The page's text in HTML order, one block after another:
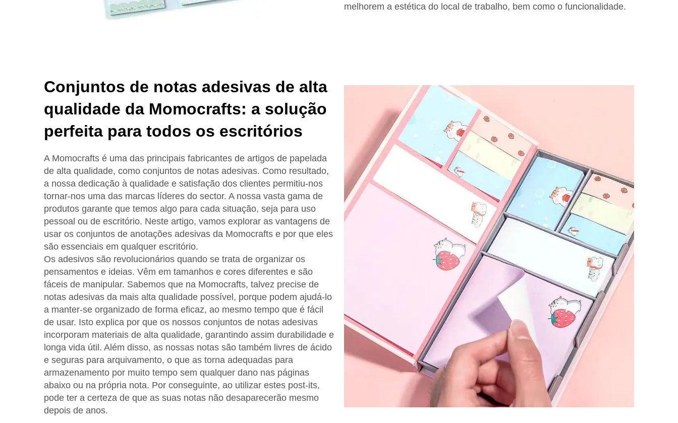
melhorem a estética do local de trabalho, bem como o funcionalidade.
Conjuntos de notas adesivas de alta
qualidade da Momocrafts: a solução
perfeita para todos os escritórios
A Momocrafts é uma das principais fabricantes de artigos de papelada
de alta qualidade, como conjuntos de notas adesivas. Como resultado,
a nossa dedicação à qualidade e satisfação dos clientes permitiu-nos
tornar-nos uma das marcas líderes do sector. A nossa vasta gama de
produtos garante que temos algo para cada situação, seja para uso
pessoal ou de escritório. Neste artigo, vamos explorar as vantagens de
usar os conjuntos de anotações adesivas da Momocrafts e por que eles
são essenciais em qualquer escritório.
Os adesivos são revolucionários quando se trata de organizar os
pensamentos e ideias. Vêm em tamanhos e cores diferentes e são
fáceis de manipular. Sabemos que na Momocrafts, talvez precise de
notas adesivas da mais alta qualidade possível, porque podem ajudá-lo
a manter-se organizado de forma eficaz, ao mesmo tempo que é fácil
de usar. Isto explica por que os nossos conjuntos de notas adesivas
incorporam materiais de alta qualidade, garantindo assim durabilidade e
longa vida útil. Além disso, as nossas notas são também livres de ácido
e seguras para arquivamento, o que as torna adequadas para
armazenamento por muito tempo sem qualquer dano nas páginas
abaixo ou na própria nota. Por conseguinte, ao utilizar estes post-its,
pode ter a certeza de que as suas notas não desaparecerão mesmo
depois de anos.